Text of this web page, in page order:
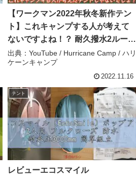
【ワークマン2022年秋冬新作テン
ト】これキャンプする人が考えて
ないですよね！？ 耐久撥水2ルーム
シェルター 徹底レビュー【アウト
ドア】【キャンプ道具】【ワーク
マン】【ワークマン女子】#412 –
Hurricane Camp / ハリケーンキャ
ンプ
出典：YouTube / Hurricane Camp / ハリ
ケーンキャンプ
2022.11.16
テント
レビューエコスマイル